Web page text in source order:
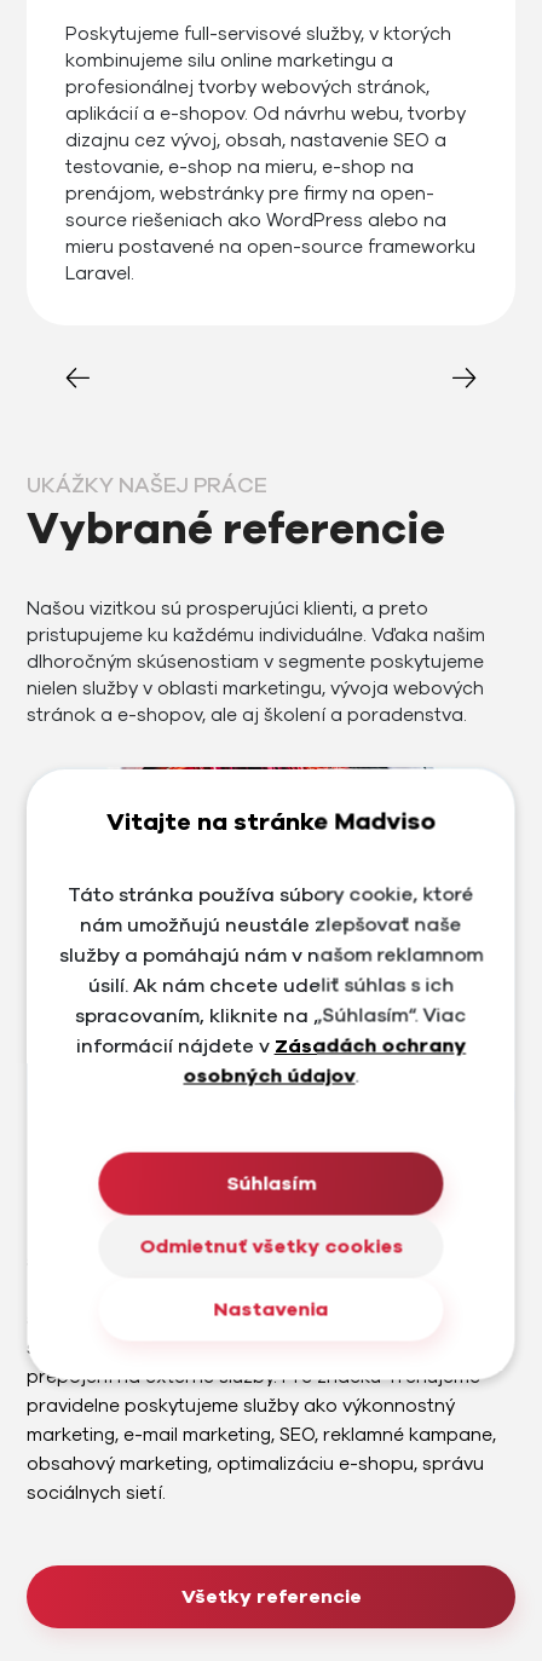
Poskytujeme full-servisové služby, v ktorých
kombinujeme silu online marketingu a
profesionálnej tvorby webových stránok,
aplikácií a e-shopov. Od návrhu webu, tvorby
dizajnu cez vývoj, obsah, nastavenie SEO a
testovanie, e-shop na mieru, e-shop na
prenájom, webstránky pre firmy na open-
source riešeniach ako WordPress alebo na
mieru postavené na open-source frameworku
Laravel.
UKÁŽKY NAŠEJ PRÁCE
Vybrané referencie
Našou vizitkou sú prosperujúci klienti, a preto
pristupujeme ku každému individuálne. Vďaka našim
dlhoročným skúsenostiam v segmente poskytujeme
nielen služby v oblasti marketingu, vývoja webových
stránok a e-shopov, ale aj školení a poradenstva.
Trenujeme
sa zameriava na prémiové cyklistické a outdoorové
shopu s ohľadom na UX a UI. Následne sme vytvorili e-
shop na mieru s množstvom custom funkcií a
prepojení na externé služby. Pre značku Trenujeme
pravidelne poskytujeme služby ako výkonnostný
marketing, e-mail marketing, SEO, reklamné kampane,
obsahový marketing, optimalizáciu e-shopu, správu
sociálnych sietí.
Všetky referencie
Vitajte na stránke Madviso
Táto stránka používa súbory cookie, ktoré
nám umožňujú neustále zlepšovať naše
služby a pomáhajú nám v našom reklamnom
úsilí. Ak nám chcete udeliť súhlas s ich
spracovaním, kliknite na „Súhlasím“. Viac
informácií nájdete v Zásadách ochrany
osobných údajov.
Súhlasím
Odmietnuť všetky cookies
Nastavenia